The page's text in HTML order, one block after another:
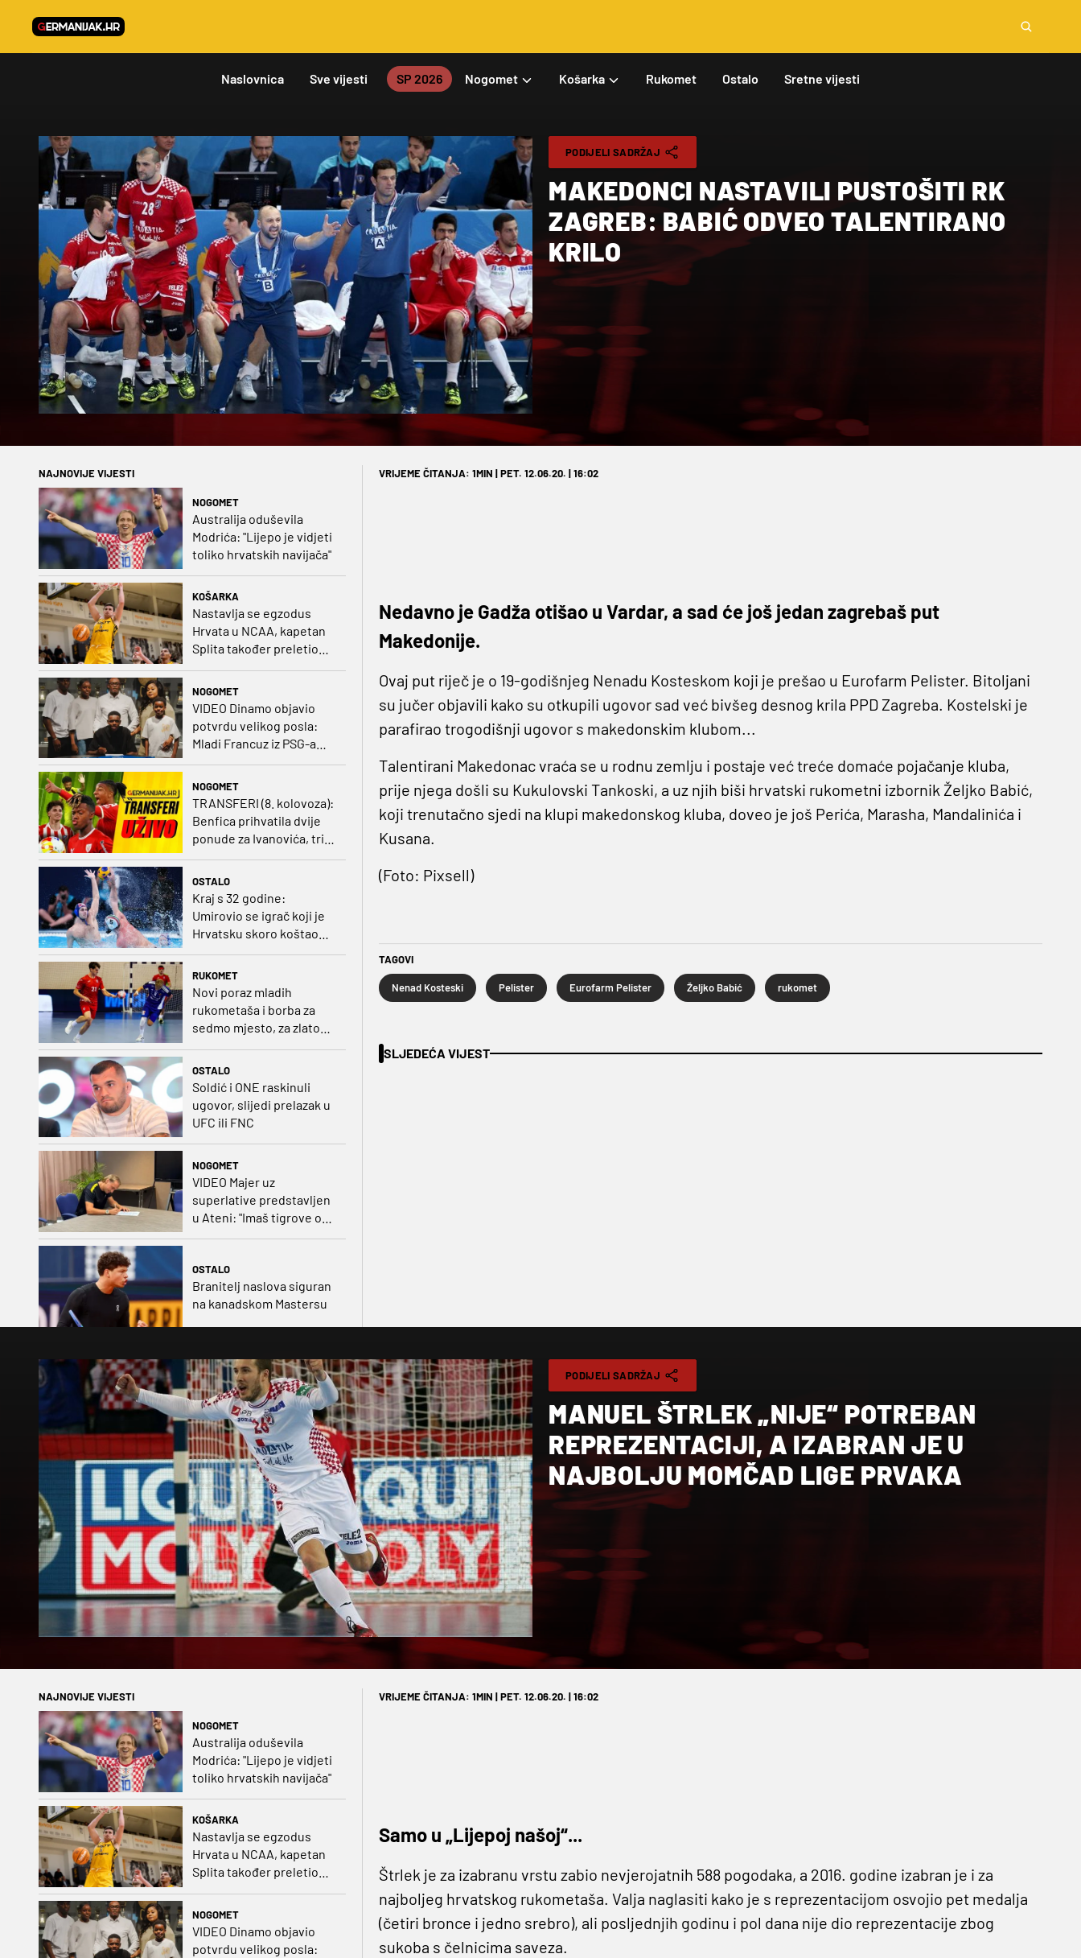
Naslovnica Sve vijesti SP 2026 Nogomet Košarka Rukomet Ostalo Sretne vijesti
PODIJELI SADRŽAJ
MAKEDONCI NASTAVILI PUSTOŠITI RK
ZAGREB: BABIĆ ODVEO TALENTIRANO
KRILO
NAJNOVIJE VIJESTI
NOGOMET
Australija oduševila
Modrića: "Lijepo je vidjeti
toliko hrvatskih navijača"
KOŠARKA
Nastavlja se egzodus
Hrvata u NCAA, kapetan
Splita također preletio
NOGOMET
VIDEO Dinamo objavio
potvrdu velikog posla:
Mladi Francuz iz PSG-a
zadužio dres Plavih!
NOGOMET
TRANSFERI (8. kolovoza):
Benfica prihvatila dvije
ponude za Ivanovića, tri
kluba u borbi za potpis
OSTALO
Kraj s 32 godine:
Umirovio se igrač koji je
Hrvatsku skoro koštao
RUKOMET
Novi poraz mladih
rukometaša i borba za
sedmo mjesto, za zlato
OSTALO
Soldić i ONE raskinuli
ugovor, slijedi prelazak u
UFC ili FNC
NOGOMET
VIDEO Majer uz
superlative predstavljen
u Ateni: "Imaš tigrove oči,
OSTALO
Branitelj naslova siguran
na kanadskom Mastersu
VRIJEME ČITANJA: 1MIN | PET. 12.06.20. | 16:02
Nedavno je Gadža otišao u Vardar, a sad će još jedan zagrebaš put
Makedonije.
Ovaj put riječ je o 19-godišnjeg Nenadu Kosteskom koji je prešao u Eurofarm Pelister. Bitoljani
su jučer objavili kako su otkupili ugovor sad već bivšeg desnog krila PPD Zagreba. Kostelski je
parafirao trogodišnji ugovor s makedonskim klubom...
Talentirani Makedonac vraća se u rodnu zemlju i postaje već treće domaće pojačanje kluba,
prije njega došli su Kukulovski Tankoski, a uz njih biši hrvatski rukometni izbornik Željko Babić,
koji trenutačno sjedi na klupi makedonskog kluba, doveo je još Perića, Marasha, Mandalinića i
Kusana.
(Foto: Pixsell)
TAGOVI
Nenad Kosteski Pelister Eurofarm Pelister Željko Babić rukomet
SLJEDEĆA VIJEST
PODIJELI SADRŽAJ
MANUEL ŠTRLEK „NIJE“ POTREBAN
REPREZENTACIJI, A IZABRAN JE U
NAJBOLJU MOMČAD LIGE PRVAKA
NAJNOVIJE VIJESTI
NOGOMET
Australija oduševila
Modrića: "Lijepo je vidjeti
toliko hrvatskih navijača"
KOŠARKA
Nastavlja se egzodus
Hrvata u NCAA, kapetan
Splita također preletio
NOGOMET
VIDEO Dinamo objavio
potvrdu velikog posla:
VRIJEME ČITANJA: 1MIN | PET. 12.06.20. | 16:02
Samo u „Lijepoj našoj“...
Štrlek je za izabranu vrstu zabio nevjerojatnih 588 pogodaka, a 2016. godine izabran je i za
najboljeg hrvatskog rukometaša. Valja naglasiti kako je s reprezentacijom osvojio pet medalja
(četiri bronce i jedno srebro), ali posljednjih godinu i pol dana nije dio reprezentacije zbog
sukoba s čelnicima saveza.